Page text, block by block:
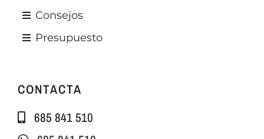
Consejos
Presupuesto
CONTACTA
685 841 510